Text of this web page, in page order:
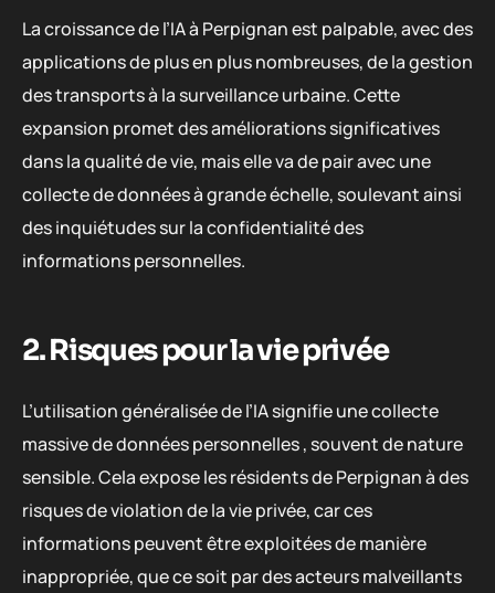
La croissance de l’IA à Perpignan est palpable, avec des
applications de plus en plus nombreuses, de la gestion
des transports à la surveillance urbaine. Cette
expansion promet des améliorations significatives
dans la qualité de vie, mais elle va de pair avec une
collecte de données à grande échelle, soulevant ainsi
des inquiétudes sur la confidentialité des
informations personnelles.
2. Risques pour la vie privée
L’utilisation généralisée de l’IA signifie une collecte
massive de données personnelles , souvent de nature
sensible. Cela expose les résidents de Perpignan à des
risques de violation de la vie privée, car ces
informations peuvent être exploitées de manière
inappropriée, que ce soit par des acteurs malveillants